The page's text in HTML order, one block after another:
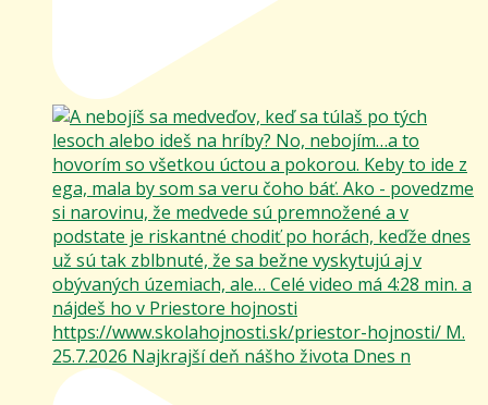
25.7.2026 Najkrajší deň nášho života Dnes n